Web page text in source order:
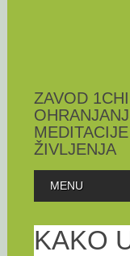
ZAVOD
ŽIVLJENJA
MAIN
MENU
KAKO